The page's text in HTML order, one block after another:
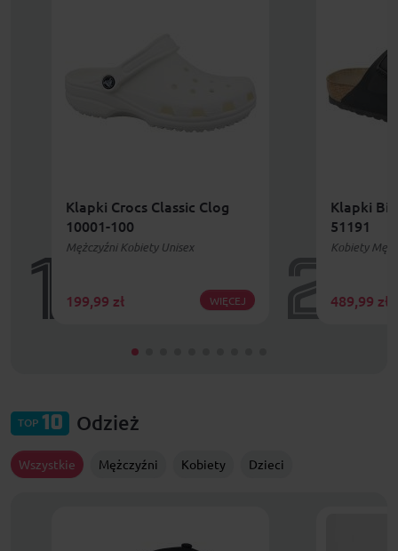
1
Klapki Crocs Classic Clog
10001-100
Mężczyźni Kobiety Unisex
199,99 zł WIĘCEJ 2
Klapki
51191
Kobiety
489,99 zł
TOP 10 Odzież
Wszystkie Mężczyźni Kobiety Dzieci